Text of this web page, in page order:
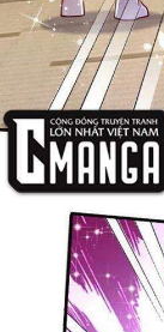
Trọng sinh
Tu Tiên
Xuyên Không
Đô Thị